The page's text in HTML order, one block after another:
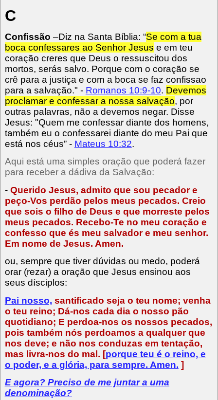
C
Confissão –Diz na Santa Bíblia: “Se com a tua
boca confessares ao Senhor Jesus e em teu
coração creres que Deus o ressuscitou dos
mortos, serás salvo. Porque com o coração se
crê para a justiça e com a boca se faz confissao
para a salvação." - Romanos 10:9-10. Devemos
proclamar e confessar a nossa salvação, por
outras palavras, não a devemos negar. Disse
Jesus: "Quem me confessar diante dos homens,
também eu o confessarei diante do meu Pai que
está nos céus” - Mateus 10:32.
Aqui está uma simples oração que poderá fazer
para receber a dádiva da Salvação:
- Querido Jesus, admito que sou pecador e
peço-Vos perdão pelos meus pecados. Creio
que sois o filho de Deus e que morreste pelos
meus pecados. Recebo-Te no meu coração e
confesso que és meu salvador e meu senhor.
Em nome de Jesus. Amen.
ou, sempre que tiver dúvidas ou medo, poderá
orar (rezar) a oração que Jesus ensinou aos
seus dísciplos:
Pai nosso, santificado seja o teu nome; venha
o teu reino; Dá-nos cada dia o nosso pão
quotidiano; E perdoa-nos os nossos pecados,
pois também nós perdoamos a qualquer que
nos deve; e não nos conduzas em tentação,
mas livra-nos do mal. [porque teu é o reino, e
o poder, e a glória, para sempre. Amen. ]
E agora? Preciso de me juntar a uma
denominação?